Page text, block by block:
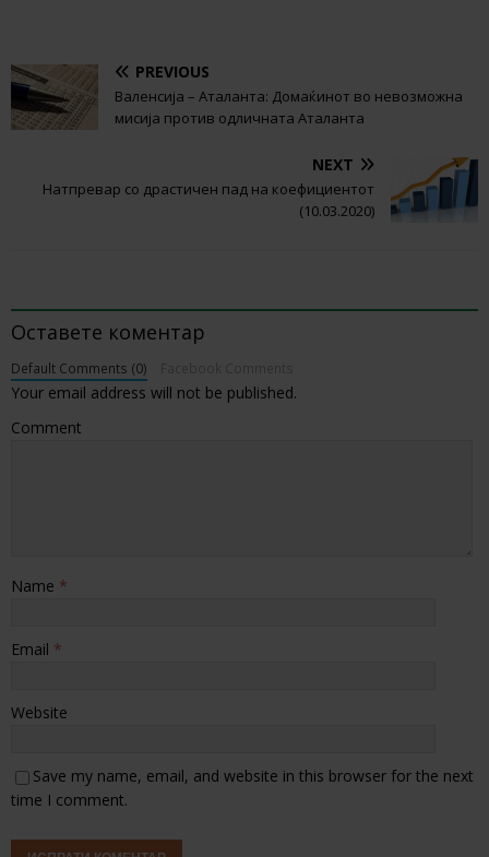
PREVIOUS
Валенсија – Аталанта: Домаќинот во невозможна
мисија против одличната Аталанта
NEXT
Натпревар со драстичен пад на коефициентот
(10.03.2020)
Оставете коментар
Default Comments (0)
Your email address will not be published.
Comment
Name *
Email *
Website
Save my name, email, and website in this browser for the next
time I comment.